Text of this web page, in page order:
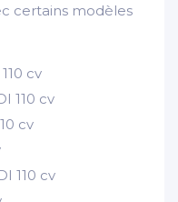
certains modèles
cv
110 cv
cv
110 cv